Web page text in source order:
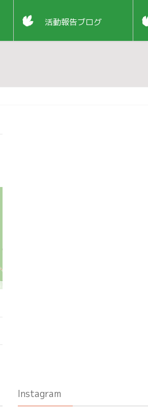
活動報告ブログ
Instagram